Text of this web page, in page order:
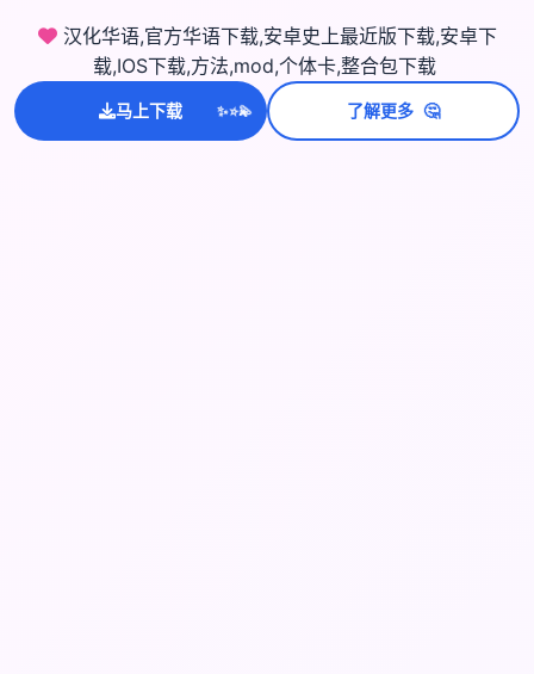
汉化华语,官方华语下载,安卓史上最近版下载,安卓下
载,IOS下载,方法,mod,个体卡,整合包下载
马上下载 ✨
⭐
💫 了解更多 🤔